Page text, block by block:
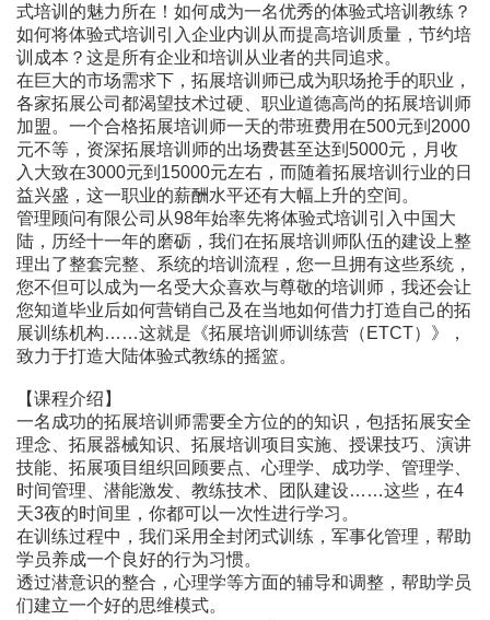
式培训的魅力所在！如何成为一名优秀的体验式培训教练？
如何将体验式培训引入企业内训从而提高培训质量，节约培
训成本？这是所有企业和培训从业者的共同追求。
在巨大的市场需求下，拓展培训师已成为职场抢手的职业，
各家拓展公司都渴望技术过硬、职业道德高尚的拓展培训师
加盟。一个合格拓展培训师一天的带班费用在500元到2000
元不等，资深拓展培训师的出场费甚至达到5000元，月收
入大致在3000元到15000元左右，而随着拓展培训行业的日
益兴盛，这一职业的薪酬水平还有大幅上升的空间。
管理顾问有限公司从98年始率先将体验式培训引入中国大
陆，历经十一年的磨砺，我们在拓展培训师队伍的建设上整
理出了整套完整、系统的培训流程，您一旦拥有这些系统，
您不但可以成为一名受大众喜欢与尊敬的培训师，我还会让
您知道毕业后如何营销自己及在当地如何借力打造自己的拓
展训练机构……这就是《拓展培训师训练营（ETCT）》，
致力于打造大陆体验式教练的摇篮。
【课程介绍】
一名成功的拓展培训师需要全方位的的知识，包括拓展安全
理念、拓展器械知识、拓展培训项目实施、授课技巧、演讲
技能、拓展项目组织回顾要点、心理学、成功学、管理学、
时间管理、潜能激发、教练技术、团队建设……这些，在4
天3夜的时间里，你都可以一次性进行学习。
在训练过程中，我们采用全封闭式训练，军事化管理，帮助
学员养成一个良好的行为习惯。
透过潜意识的整合，心理学等方面的辅导和调整，帮助学员
们建立一个好的思维模式。